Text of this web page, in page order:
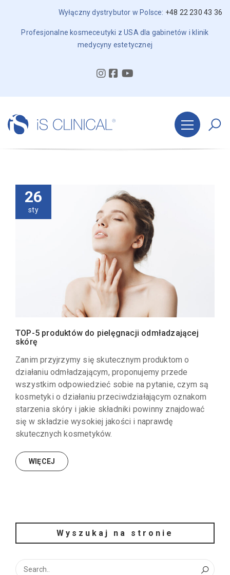
Wyłączny dystrybutor w Polsce: +48 22 230 43 36
Profesjonalne kosmeceutyki z USA dla gabinetów i klinik
medycyny estetycznej
26
sty
TOP-5 produktów do pielęgnacji odmładzającej
skórę
Zanim przyjrzymy się skutecznym produktom o
działaniu odmładzającym, proponujemy przede
wszystkim odpowiedzieć sobie na pytanie, czym są
kosmetyki o działaniu przeciwdziałającym oznakom
starzenia skóry i jakie składniki powinny znajdować
się w składzie wysokiej jakości i naprawdę
skutecznych kosmetyków.
WIĘCEJ
Wyszukaj na stronie